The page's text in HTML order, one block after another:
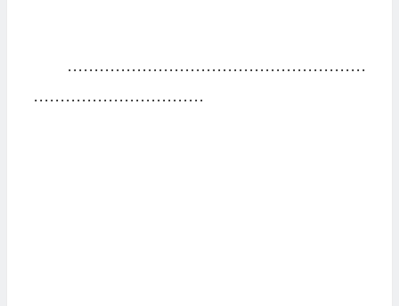
························································
································